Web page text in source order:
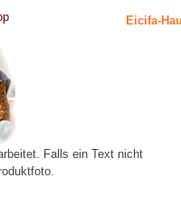
Eicifa-
Falls ein Text nicht